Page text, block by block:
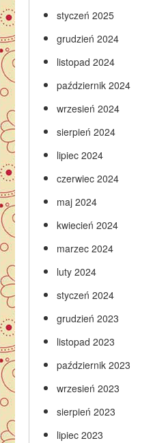
styczeń 2025
grudzień 2024
listopad 2024
październik 2024
wrzesień 2024
sierpień 2024
lipiec 2024
czerwiec 2024
maj 2024
kwiecień 2024
marzec 2024
luty 2024
styczeń 2024
grudzień 2023
listopad 2023
październik 2023
wrzesień 2023
sierpień 2023
lipiec 2023